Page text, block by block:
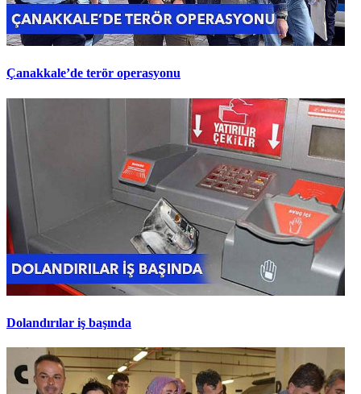
Çanakkale’de terör operasyonu
Dolandırılar iş başında